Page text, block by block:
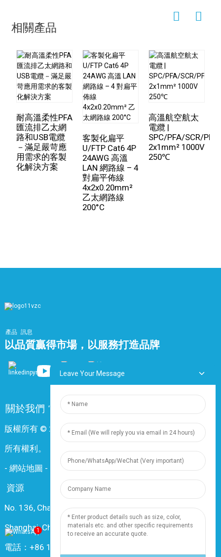
相關產品
耐高溫柔性PFA
匯流排乙太網
路和USB電纜
－滿足嚴苛應
用需求的客製
化解決方案
客製化扁平
U/FTP Cat6 4P
24AWG 高溫
LAN 網路線 – 4
對扁平佈線
4x2x0.20mm²
乙太網路線
200°C
高溫航空航太
電纜 |
SPC/PFA/SCR/PFA
2x1mm² 1000V
250℃
產品 訊息
以品質贏得市場，以服務打造品牌
關於我們 常問問題
版權所有 © 2024 上海鼎尊電氣電纜股份有限公司。保留
所有權利。
- 網站地圖 - Resource
資源
No. 136, Changxiang Rd., Nanxiang Town, 201802,
Shanghai, China
電話：+86 18019377761
1
Leave Your Message